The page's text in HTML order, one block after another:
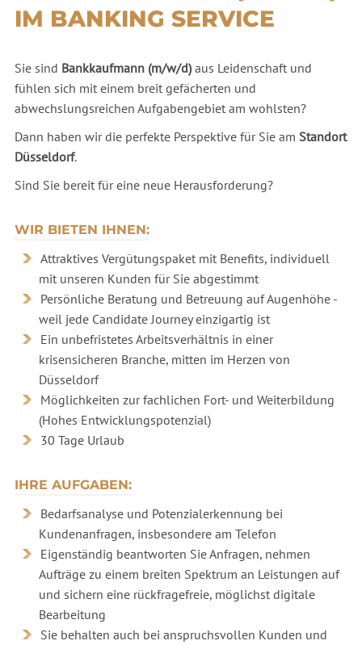
IM BANKING SERVICE
Sie sind Bankkaufmann (m/w/d)aus Leidenschaft und
fühlen sich mit einem breit gefächerten und
abwechslungsreichen Aufgabengebiet am wohlsten?
Dann haben wir die perfekte Perspektive für Sie am Standort
Düsseldorf.
Sind Sie bereit für eine neue Herausforderung?
WIR BIETEN IHNEN:
Attraktives Vergütungspaket mit Benefits, individuell
mit unseren Kunden für Sie abgestimmt
Persönliche Beratung und Betreuung auf Augenhöhe -
weil jede Candidate Journey einzigartig ist
Ein unbefristetes Arbeitsverhältnis in einer
krisensicheren Branche, mitten im Herzen von
Düsseldorf
Möglichkeiten zur fachlichen Fort- und Weiterbildung
(Hohes Entwicklungspotenzial)
30 Tage Urlaub
IHRE AUFGABEN:
Bedarfsanalyse und Potenzialerkennung bei
Kundenanfragen, insbesondere am Telefon
Eigenständig beantworten Sie Anfragen, nehmen
Aufträge zu einem breiten Spektrum an Leistungen auf
und sichern eine rückfragefreie, möglichst digitale
Bearbeitung
Sie behalten auch bei anspruchsvollen Kunden und